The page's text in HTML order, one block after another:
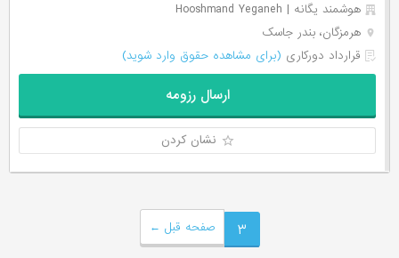
هوشمند یگانه | Hooshmand Yeganeh
هرمزگان، بندر جاسک
قرارداد دورکاری (برای مشاهده حقوق وارد شوید)
ارسال رزومه
نشان کردن
← صفحه قبل ۳